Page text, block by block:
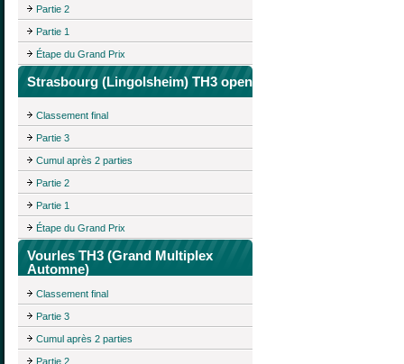
Partie 2
Partie 1
Étape du Grand Prix
Strasbourg (Lingolsheim) TH3 open
Classement final
Partie 3
Cumul après 2 parties
Partie 2
Partie 1
Étape du Grand Prix
Vourles TH3 (Grand Multiplex
Automne)
Classement final
Partie 3
Cumul après 2 parties
Partie 2